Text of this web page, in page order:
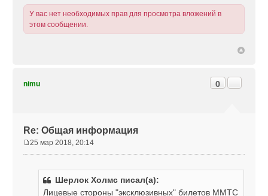
щ
е
н
У вас нет необходимых прав для просмотра вложений в
этом сообщении.
nimu
Re: Общая информация
0 Цитата
25 мар 2018, 20:14
Шерлок Холмс писал(а):
Лицевые стороны "эксклюзивных" билетов ММТС